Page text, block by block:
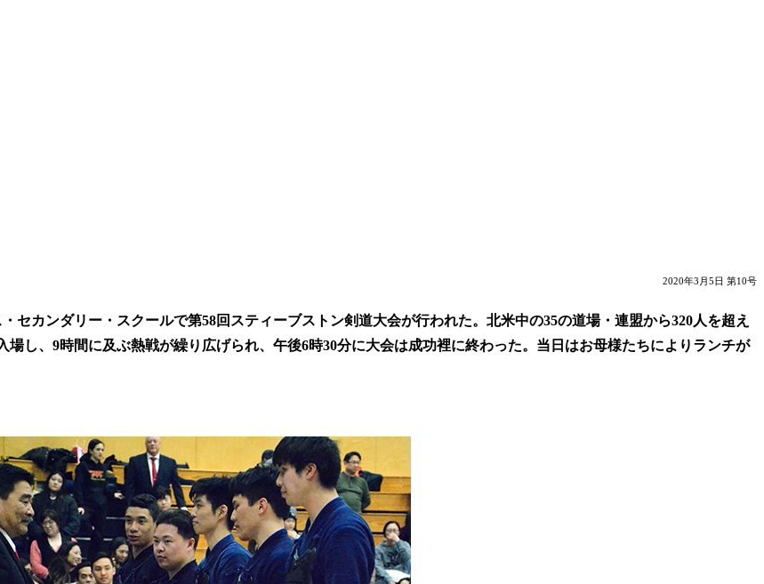
2020年3月5日 第10号
セカンダリー・スクールで第58回スティーブストン剣道大会が行われた。北米中の35の道場・連盟から320人を超え
し、9時間に及ぶ熱戦が繰り広げられ、午後6時30分に大会は成功裡に終わった。当日はお母様たちによりランチが